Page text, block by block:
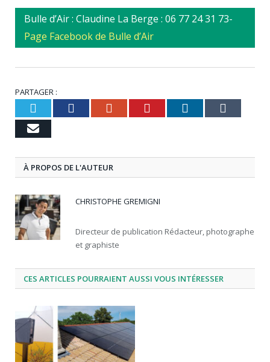
Bulle d’Air : Claudine La Berge : 06 77 24 31 73-
Page Facebook de Bulle d’Air
PARTAGER :
TwitterFacebookGoogle+Pinterest
LinkedIn
Email
À PROPOS DE L'AUTEUR
CHRISTOPHE GREMIGNI
Directeur de publication Rédacteur, photographe
et graphiste
CES ARTICLES POURRAIENT AUSSI VOUS INTÉRESSER